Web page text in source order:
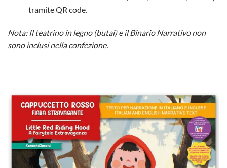
tramite QR code.
Nota: Il teatrino in legno (butai) e il Binario Narrativo non
sono inclusi nella confezione.